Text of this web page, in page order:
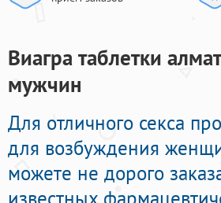
Виагра таблетки
мужчин
Для отличного секса
для возбуждения
можете не дорого